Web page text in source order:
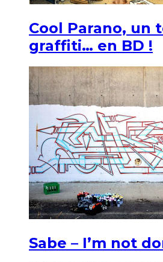
Cool Parano, un
graffiti… en BD !
Sabe – I’m not